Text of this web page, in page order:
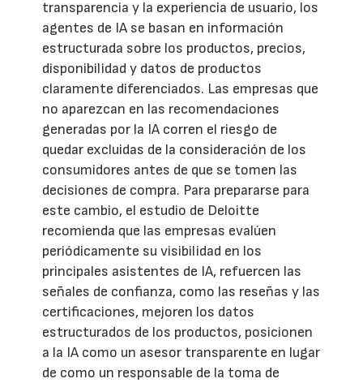
transparencia y la experiencia de usuario, los
agentes de IA se basan en información
estructurada sobre los productos, precios,
disponibilidad y datos de productos
claramente diferenciados. Las empresas que
no aparezcan en las recomendaciones
generadas por la IA corren el riesgo de
quedar excluidas de la consideración de los
consumidores antes de que se tomen las
decisiones de compra. Para prepararse para
este cambio, el estudio de Deloitte
recomienda que las empresas evalúen
periódicamente su visibilidad en los
principales asistentes de IA, refuercen las
señales de confianza, como las reseñas y las
certificaciones, mejoren los datos
estructurados de los productos, posicionen
a la IA como un asesor transparente en lugar
de como un responsable de la toma de